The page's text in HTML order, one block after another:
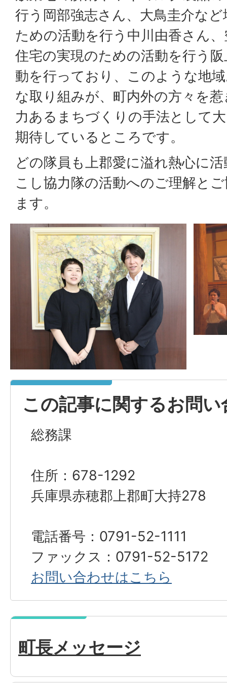
行う岡部強志さん、大鳥圭介な
ための活動を行う中川由香さん
住宅の実現のための活動を行う
動を行っており、このような地
な取り組みが、町内外の方々を
力あるまちづくりの手法として
期待しているところです。
どの隊員も上郡愛に溢れ熱心に
こし協力隊の活動へのご理解と
ます。
この記事に関するお問い
総務課
住所：678-1292
兵庫県赤穂郡上郡町大持278
電話番号：0791-52-1111
ファックス：0791-52-5172
お問い合わせはこちら
町長メッセージ